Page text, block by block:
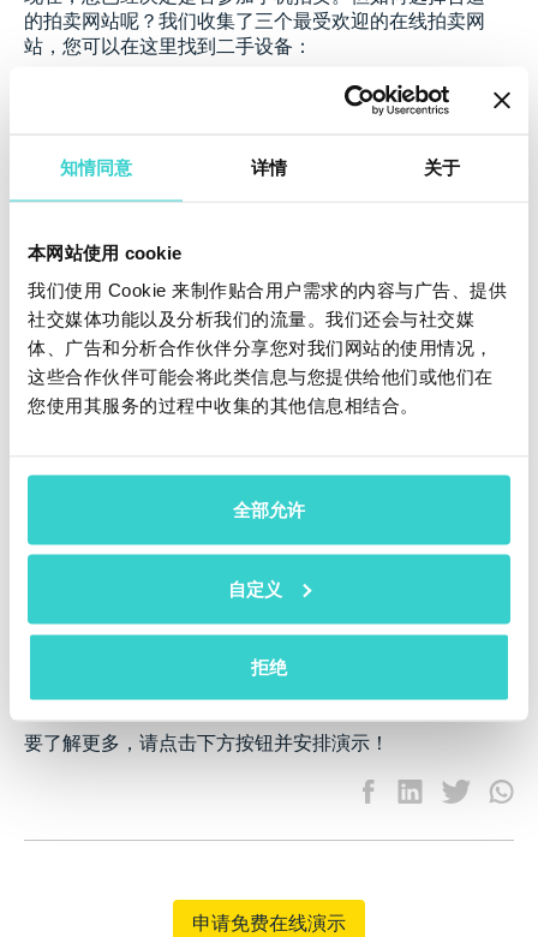
知情同意 详情 关于
本网站使用 cookie
我们使用 Cookie 来制作贴合用户需求的内容与广告、提供
社交媒体功能以及分析我们的流量。我们还会与社交媒
体、广告和分析合作伙伴分享您对我们网站的使用情况，
这些合作伙伴可能会将此类信息与您提供给他们或他们在
您使用其服务的过程中收集的其他信息相结合。
全部允许
自定义
拒绝
的拍卖网站呢？我们收集了三个最受欢迎的在线拍卖网
站，您可以在这里找到二手设备：
AT&T
GSMGOAUCTION
Aucnet
T-Mobile
但不要局限于在线选项。在您所在地区寻找一些线下活
动，以结识社区和靠近您的供应商。
是一个极佳的选择。为了确保您购买的是高质量商品，
请使用NSYS Diagnostics测试软件。它能够检测超过
100种缺陷，包括非原装的零件，并检查设备是否丢
失、被盗或有任何未结余额。该软件非常适合批发商、
零售商、翻新商、维修中心等。
要了解更多，请点击下方按钮并安排演示！
申请免费在线演示